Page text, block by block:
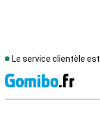
Le service clientèle est